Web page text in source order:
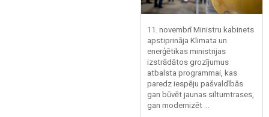
11. novembrī Ministru kabinets
apstiprināja Klimata un
enerģētikas ministrijas
izstrādātos grozījumus
atbalsta programmai, kas
paredz iespēju pašvaldībās
gan būvēt jaunas siltumtrases,
gan modernizēt ...